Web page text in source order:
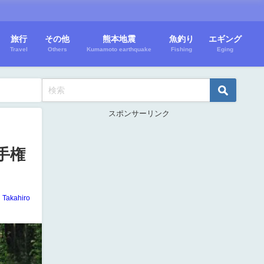
旅行
Travel
その他
Others
熊本地震
Kumamoto earthquake
魚釣り
Fishing
エギング
Eging
権
Takahiro
スポンサーリンク